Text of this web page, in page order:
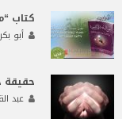
كتاب
أبو
حقيقة
عبد